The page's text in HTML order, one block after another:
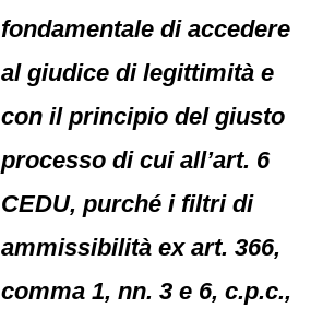
fondamentale di accedere
al giudice di legittimità e
con il principio del giusto
processo di cui all’art. 6
CEDU, purché i filtri di
ammissibilità ex art. 366,
comma 1, nn. 3 e 6, c.p.c.,